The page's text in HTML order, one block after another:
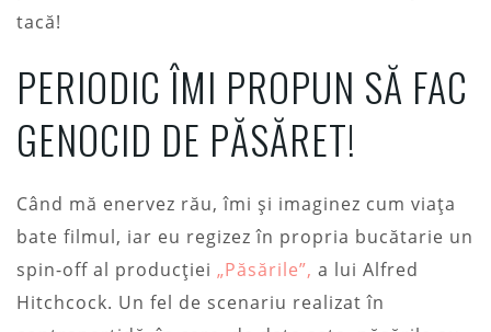
tacă!
PERIODIC ÎMI PROPUN SĂ FAC
GENOCID DE PĂSĂRET!
Când mă enervez rău, îmi și imaginez cum viața
bate filmul, iar eu regizez în propria bucătarie un
spin-off al producției „Păsările”, a lui Alfred
Hitchcock. Un fel de scenariu realizat în